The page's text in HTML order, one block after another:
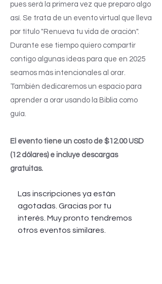
pues será la primera vez que preparo algo
así. Se trata de un evento virtual que lleva
por título "Renueva tu vida de oración".
Durante ese tiempo quiero compartir
contigo algunas ideas para que en 2025
seamos más intencionales al orar.
También dedicaremos un espacio para
aprender a orar usando la Biblia como
guía.
El evento tiene un costo de $12.00 USD
(12 dólares) e incluye descargas
gratuitas.
Las inscripciones ya están
agotadas. Gracias por tu
interés. Muy pronto tendremos
otros eventos similares.